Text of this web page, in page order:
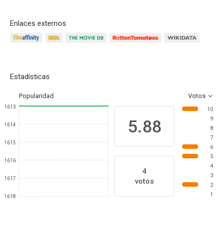
Enlaces externos
Estadísticas
Popularidad Votos
1613
1614
1615
1616
1617
1618
5.88
4
votos
10
9
8
7
6
5
4
3
2
1